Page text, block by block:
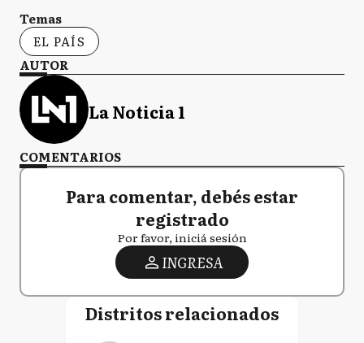
Temas
EL PAÍS
AUTOR
La Noticia 1
COMENTARIOS
Para comentar, debés estar
registrado
Por favor, iniciá sesión
INGRESA
Distritos relacionados